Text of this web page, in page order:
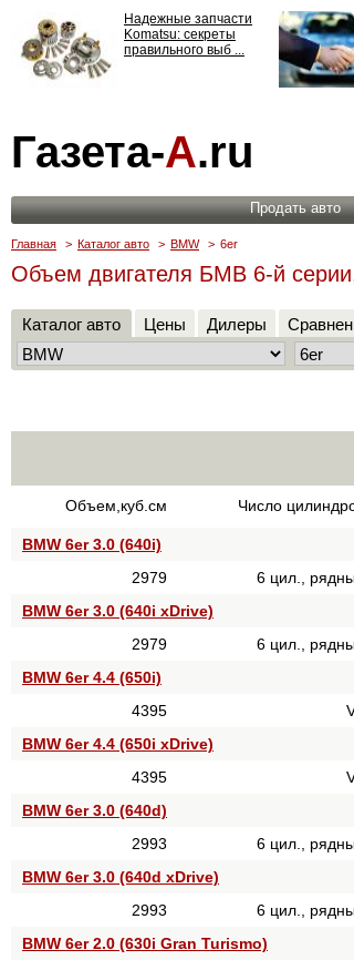
Надежные запчасти
Komatsu: секреты
правильного выб ...
ответственности: все,
что нужно знать ...
Газета-А.ru
Продать авто
Главная > Каталог авто > BMW > 6er
Объем двигателя БМВ 6-й
Каталог авто Цены Дилеры
Объем,куб.см Число
BMW 6er 3.0 (640i)
2979
6 цил.,
BMW 6er 3.0 (640i xDrive)
2979
6 цил.,
BMW 6er 4.4 (650i)
4395
BMW 6er 4.4 (650i xDrive)
4395
BMW 6er 3.0 (640d)
2993
6 цил.,
BMW 6er 3.0 (640d xDrive)
2993
6 цил.,
BMW 6er 2.0 (630i Gran Turismo)